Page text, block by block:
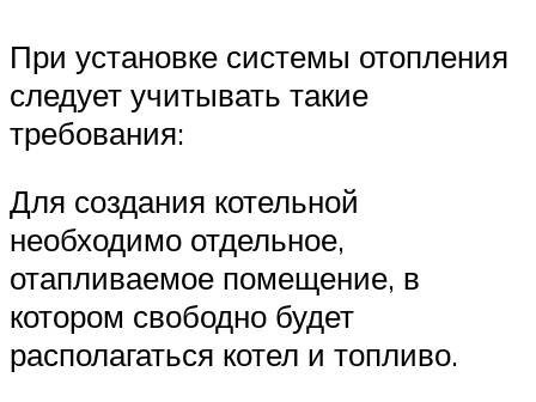
При установке системы отопления
следует учитывать такие
требования:
Для создания котельной
необходимо отдельное,
отапливаемое помещение, в
котором свободно будет
располагаться котел и топливо.